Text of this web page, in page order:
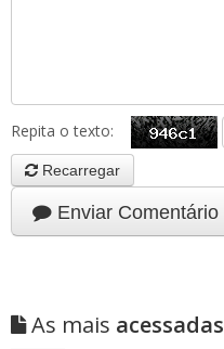
Repita o texto:
Recarregar
Enviar Comentário
As mais acessadas